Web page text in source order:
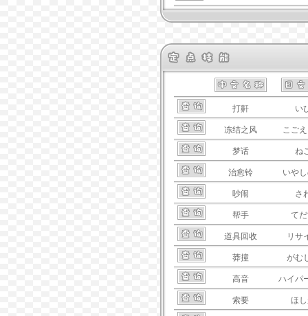
打鼾 い
冻结之风 こご
梦话 ね
治愈铃 いや
吵闹 さ
帮手 て
道具回收 リサ
莽撞 がむ
高音 ハイパ
索要 ほ